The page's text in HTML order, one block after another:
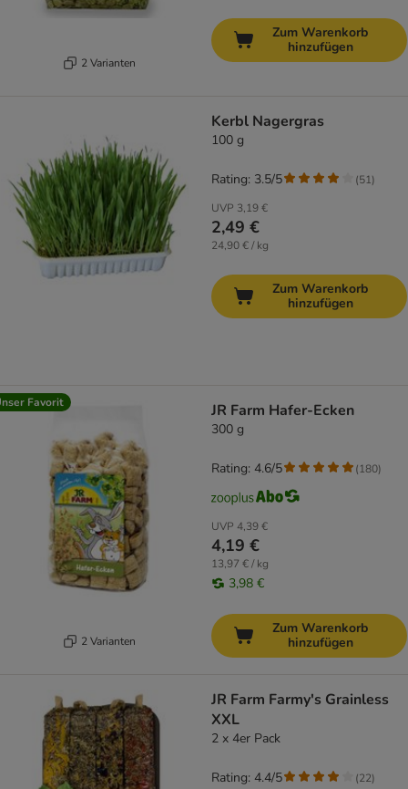
2 Varianten
Zum Warenkorb
hinzufügen
Kerbl Nagergras
100 g
UVP 3,19 €
2,49 €
24,90 € / kg
Rating: 3.5/5 (51)
Zum Warenkorb
hinzufügen
Favorit
2 Varianten
JR Farm Hafer-Ecken
300 g
UVP 4,39 €
4,19 €
13,97 € / kg
3,98 €
Rating: 4.6/5 (180)
Zum Warenkorb
hinzufügen
JR Farm Farmy's Grainless
XXL
2 x 4er Pack
Rating: 4.4/5 (22)